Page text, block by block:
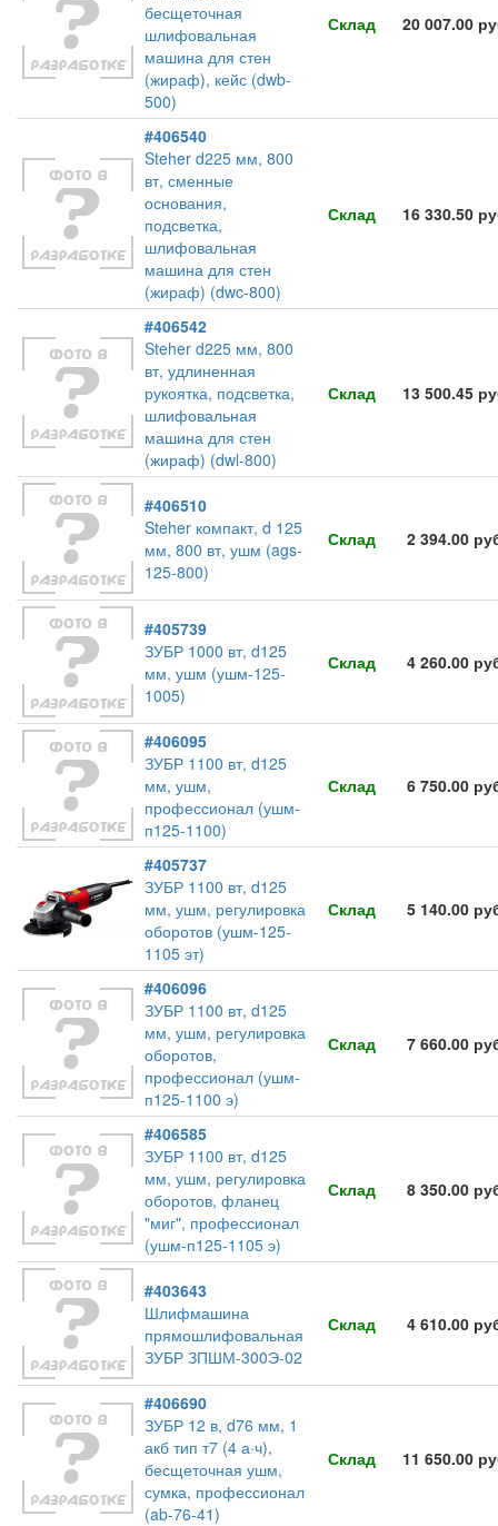
бесщеточная
шлифовальная
машина для стен
(жираф), кейс (dwb-
500)
Склад 20 007.00
#406540
Steher d225 мм, 800
вт, сменные
основания,
подсветка,
шлифовальная
машина для стен
(жираф) (dwc-800)
Склад 16 330.50
#406542
Steher d225 мм, 800
вт, удлиненная
рукоятка, подсветка,
шлифовальная
машина для стен
(жираф) (dwl-800)
Склад 13 500.45
#406510
Steher компакт, d 125
мм, 800 вт, ушм (ags-
125-800)
Склад 2 394.00
#405739
ЗУБР 1000 вт, d125
мм, ушм (ушм-125-
1005)
Склад 4 260.00
#406095
ЗУБР 1100 вт, d125
мм, ушм,
профессионал (ушм-
п125-1100)
Склад 6 750.00
#405737
ЗУБР 1100 вт, d125
мм, ушм, регулировка
оборотов (ушм-125-
1105 эт)
Склад 5 140.00
#406096
ЗУБР 1100 вт, d125
мм, ушм, регулировка
оборотов,
профессионал (ушм-
п125-1100 э)
Склад 7 660.00
#406585
ЗУБР 1100 вт, d125
мм, ушм, регулировка
оборотов, фланец
"миг", профессионал
(ушм-п125-1105 э)
Склад 8 350.00
#403643
Шлифмашина
прямошлифовальная
ЗУБР ЗПШМ-300Э-02
Склад 4 610.00
#406690
ЗУБР 12 в, d76 мм, 1
акб тип т7 (4 а·ч),
бесщеточная ушм,
сумка, профессионал
(ab-76-41)
Склад 11 650.00